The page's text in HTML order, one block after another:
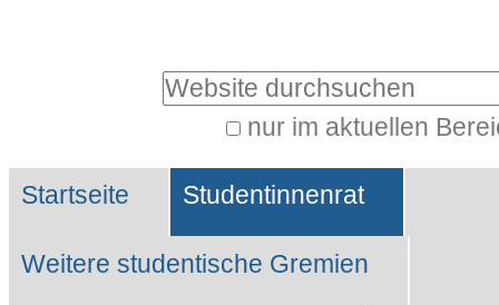
Website durchsuchen
nur im aktuellen
Suche…
Sektionen
Startseite Studentinnenrat
Weitere studentische Gremien